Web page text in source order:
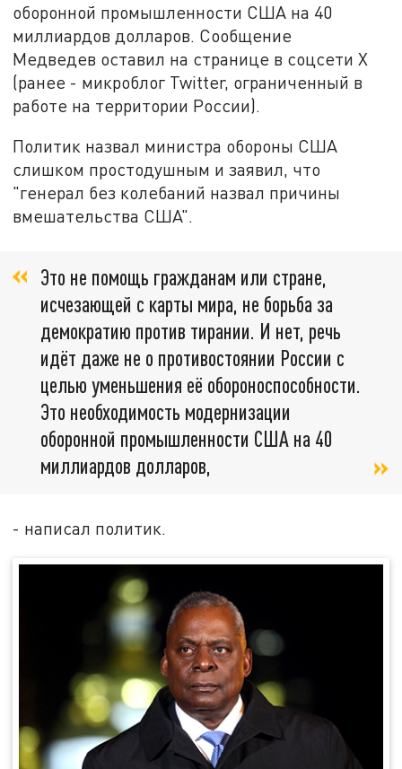
оборонной промышленности США на 40
миллиардов долларов. Сообщение
Медведев оставил на странице в соцсети X
(ранее - микроблог Twitter, ограниченный в
работе на территории России).
Политик назвал министра обороны США
слишком простодушным и заявил, что
"генерал без колебаний назвал причины
вмешательства США".
Это не помощь гражданам или стране,
исчезающей с карты мира, не борьба за
демократию против тирании. И нет, речь
идёт даже не о противостоянии России с
целью уменьшения её обороноспособности.
Это необходимость модернизации
оборонной промышленности США на 40
миллиардов долларов,
- написал политик.